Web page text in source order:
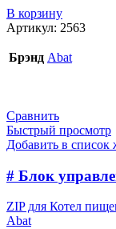
В корзину
Артикул: 2563
Брэнд Abat
Сравнить
Быстрый просмотр
Добавить в список
# Блок
ZIP для Котел
Abat